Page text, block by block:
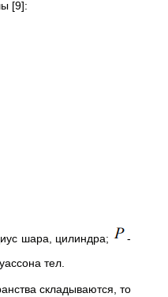
[9]:
шара, цилиндра;
-
тел.
складываются, то